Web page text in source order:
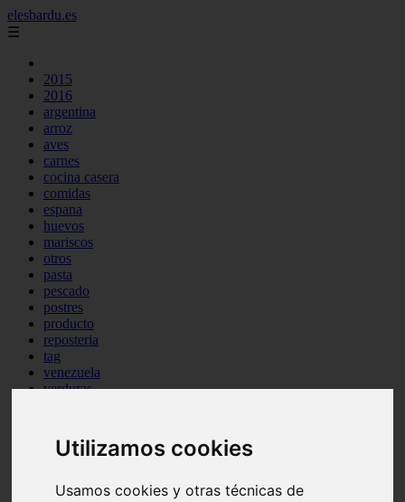
Utilizamos cookies
Usamos cookies y otras técnicas de
elesbardu.es
☰
2015
2016
argentina
arroz
aves
carnes
cocina casera
comidas
espana
huevos
mariscos
otros
pasta
pescado
postres
producto
reposteria
tag
venezuela
verduras
Teruel - sarrión
Cádiz - algodonales
Madrid - madrid